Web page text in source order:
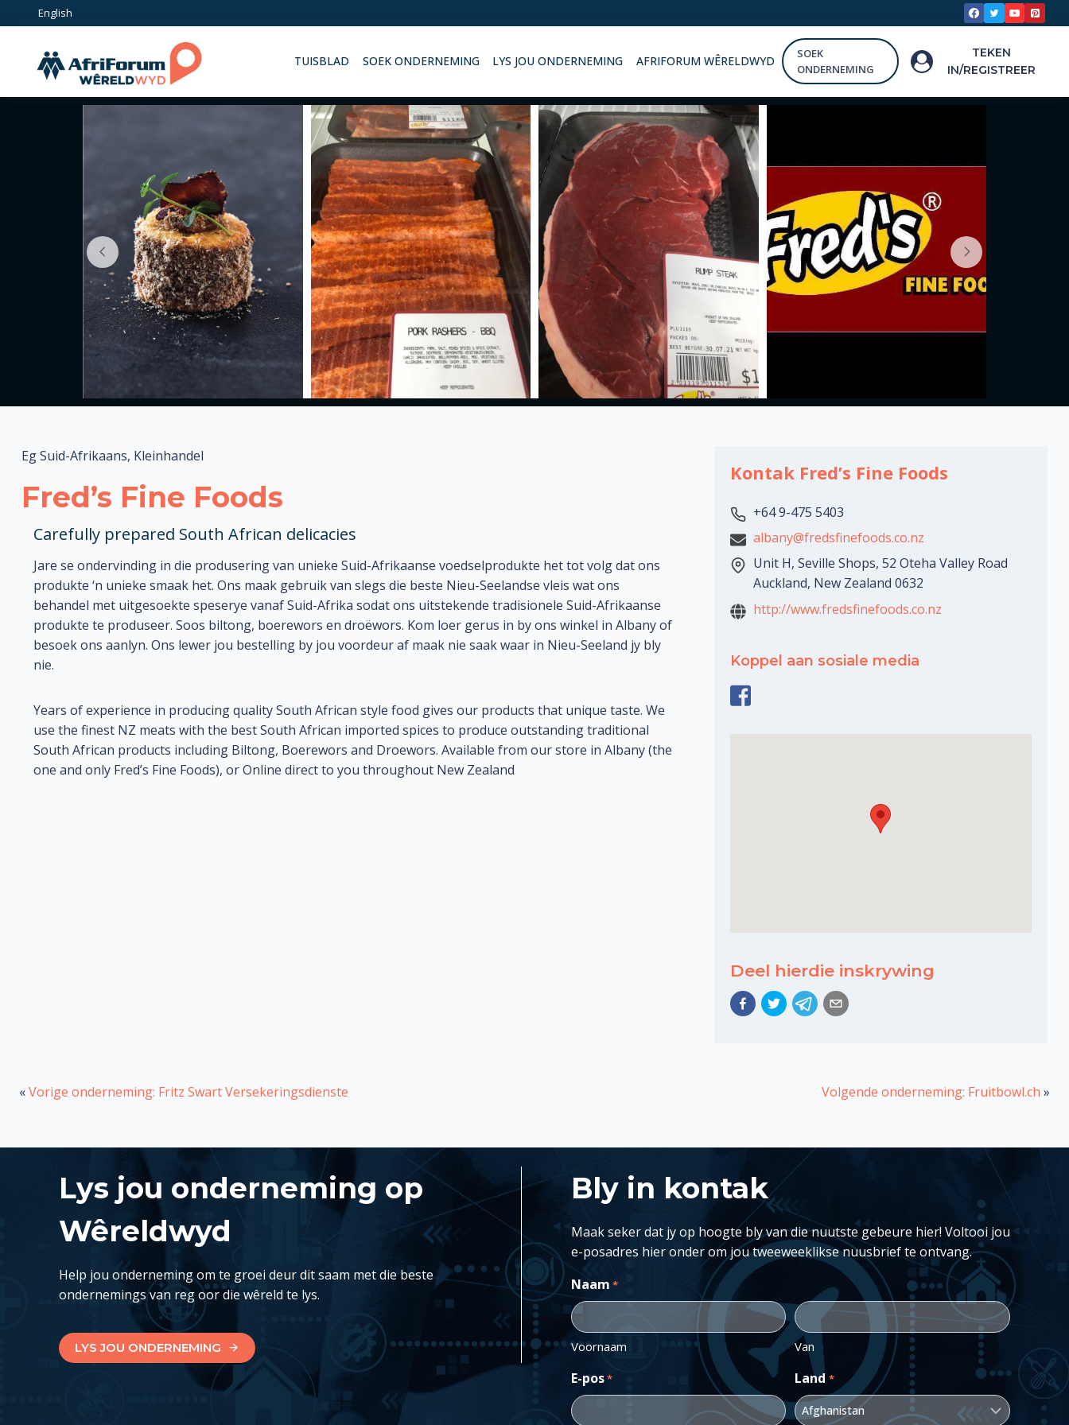
to
content
English
TUISBLAD SOEK ONDERNEMING LYS JOU ONDERNEMING AFRIFORUM WÊRELDWYD
SOEK
ONDERNEMING
TEKEN
IN/REGISTREER
Eg Suid-Afrikaans, Kleinhandel
Fred’s Fine Foods
Carefully prepared South African delicacies
Jare se ondervinding in die produsering van unieke Suid-Afrikaanse voedselprodukte het tot volg dat ons
produkte ‘n unieke smaak het. Ons maak gebruik van slegs die beste Nieu-Seelandse vleis wat ons
behandel met uitgesoekte speserye vanaf Suid-Afrika sodat ons uitstekende tradisionele Suid-Afrikaanse
produkte te produseer. Soos biltong, boerewors en droëwors. Kom loer gerus in by ons winkel in Albany of
besoek ons aanlyn. Ons lewer jou bestelling by jou voordeur af maak nie saak waar in Nieu-Seeland jy bly
nie.
Years of experience in producing quality South African style food gives our products that unique taste. We
use the finest NZ meats with the best South African imported spices to produce outstanding traditional
South African products including Biltong, Boerewors and Droewors. Available from our store in Albany (the
one and only Fred’s Fine Foods), or Online direct to you throughout New Zealand
Kontak Fred’s Fine Foods
+64 9-475 5403
albany@fredsfinefoods.co.nz
Unit H, Seville Shops, 52 Oteha Valley Road
Auckland, New Zealand 0632
http://www.fredsfinefoods.co.nz
Koppel aan sosiale media
Deel hierdie inskrywing
«Vorige onderneming: Fritz Swart Versekeringsdienste Volgende onderneming: Fruitbowl.ch »
Lys jou onderneming op
Wêreldwyd
Help jou onderneming om te groei deur dit saam met die beste
ondernemings van reg oor die wêreld te lys.
LYS JOU ONDERNEMING
Bly in kontak
Maak seker dat jy op hoogte bly van die nuutste gebeure hier! Voltooi jou
e-posadres hier onder om jou tweeweeklikse nuusbrief te ontvang.
Naam *
Voornaam Van
E-pos* Land *